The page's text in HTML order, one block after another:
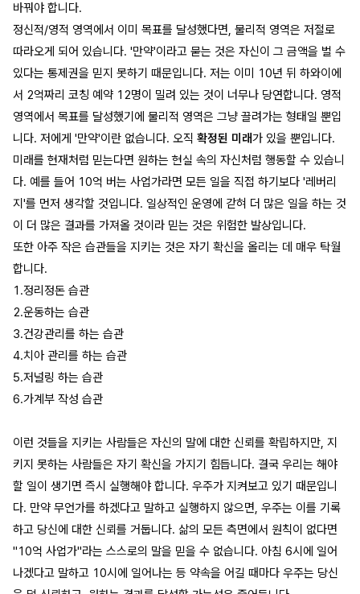
바꿔야 합니다.
정신적/영적 영역에서 이미 목표를 달성했다면, 물리적 영역은 저절로
따라오게 되어 있습니다. '만약'이라고 묻는 것은 자신이 그 금액을 벌 수
있다는 통제권을 믿지 못하기 때문입니다. 저는 이미 10년 뒤 하와이에
서 2억짜리 코칭 예약 12명이 밀려 있는 것이 너무나 당연합니다. 영적
영역에서 목표를 달성했기에 물리적 영역은 그냥 끌려가는 형태일 뿐입
니다. 저에게 '만약'이란 없습니다. 오직 확정된 미래가 있을 뿐입니다.
미래를 현재처럼 믿는다면 원하는 현실 속의 자신처럼 행동할 수 있습니
다. 예를 들어 10억 버는 사업가라면 모든 일을 직접 하기보다 '레버리
지'를 먼저 생각할 것입니다. 일상적인 운영에 갇혀 더 많은 일을 하는 것
이 더 많은 결과를 가져올 것이라 믿는 것은 위험한 발상입니다.
또한 아주 작은 습관들을 지키는 것은 자기 확신을 올리는 데 매우 탁월
합니다.
1.정리정돈 습관
2.운동하는 습관
3.건강관리를 하는 습관
4.치아 관리를 하는 습관
5.저널링 하는 습관
6.가계부 작성 습관
이런 것들을 지키는 사람들은 자신의 말에 대한 신뢰를 확립하지만, 지
키지 못하는 사람들은 자기 확신을 가지기 힘듭니다. 결국 우리는 해야
할 일이 생기면 즉시 실행해야 합니다. 우주가 지켜보고 있기 때문입니
다. 만약 무언가를 하겠다고 말하고 실행하지 않으면, 우주는 이를 기록
하고 당신에 대한 신뢰를 거둡니다. 삶의 모든 측면에서 원칙이 없다면
"10억 사업가"라는 스스로의 말을 믿을 수 없습니다. 아침 6시에 일어
나겠다고 말하고 10시에 일어나는 등 약속을 어길 때마다 우주는 당신